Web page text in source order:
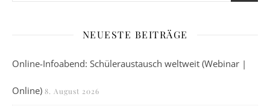
NEUESTE BEITRÄGE
Online-Infoabend: Schüleraustausch weltweit (Webinar |
Online) 8. August 2026